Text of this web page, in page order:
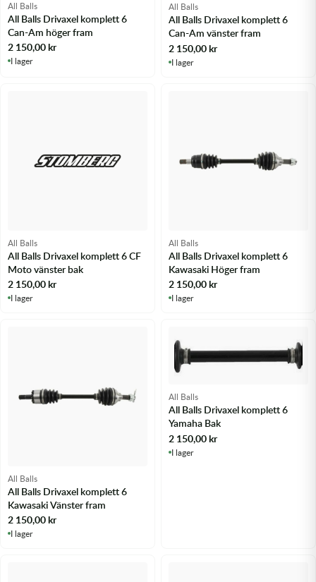
Transmission & Drivlina
Vagnar
All Balls
All Balls Drivaxel komplett 6
Can-Am höger fram
2 150,00kr
I lager
All Balls
All Balls Drivaxel komplett 6
Can-Am vänster fram
2 150,00kr
I lager
All Balls
All Balls Drivaxel komplett 6 CF
Moto vänster bak
2 150,00kr
I lager
All Balls
All Balls Drivaxel komplett 6
Kawasaki Höger fram
2 150,00kr
I lager
All Balls
All Balls Drivaxel komplett 6
Kawasaki Vänster fram
2 150,00kr
I lager
All Balls
All Balls Drivaxel komplett 6
Yamaha Bak
2 150,00kr
I lager